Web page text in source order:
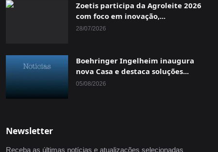
Zoetis participa da Agroleite 2026
com foco em inovação,...
28/07/2026
Boehringer Ingelheim inaugura
nova Casa e destaca soluções...
05/08/2026
Newsletter
Receba as últimas notícias e atualizações selecionadas